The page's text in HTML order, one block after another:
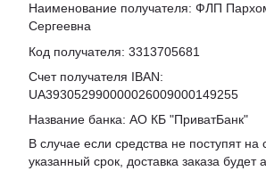
Наименование получателя: ФЛП
Сергеевна
Код получателя: 3313705681
Счет получателя IBAN:
UA393052990000026009000149255
Название банка: АО КБ "ПриватБанк"
В случае если средства не поступят на
указанный срок, доставка заказа будет